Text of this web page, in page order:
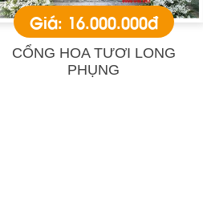
Giá: 16.000.000đ
CỔNG HOA TƯƠI LONG
PHỤNG